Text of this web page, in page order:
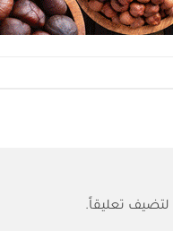
لتضيف تعليقاً.